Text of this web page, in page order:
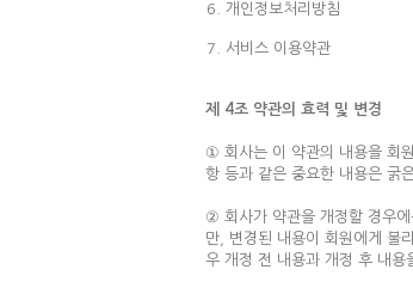
개인정보처리방침
서비스 이용약관
제 4조 약관의 효력 및 변경
① 회사는 이 약관의 내용을 회
항 등과 같은 중요한 내용은 굵
② 회사가 약관을 개정할 경우
만, 변경된 내용이 회원에게 불
우 개정 전 내용과 개정 후 내용